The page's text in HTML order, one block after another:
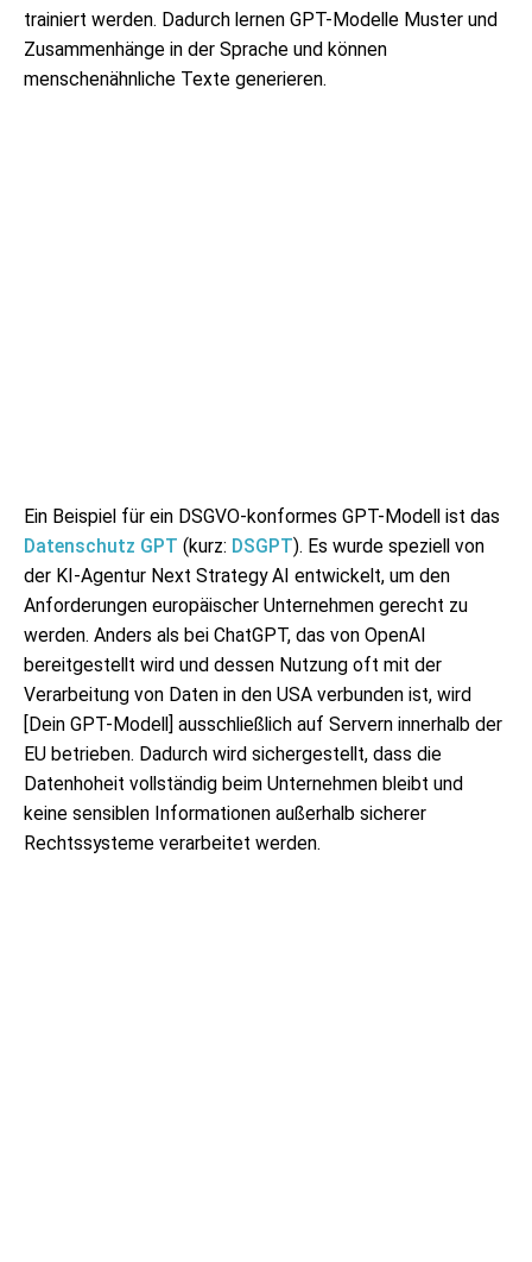
trainiert werden. Dadurch lernen GPT-Modelle Muster und
Zusammenhänge in der Sprache und können
menschenähnliche Texte generieren.
Ein Beispiel für ein DSGVO-konformes GPT-Modell ist das
Datenschutz GPT (kurz: DSGPT). Es wurde speziell von
der KI-Agentur Next Strategy AI entwickelt, um den
Anforderungen europäischer Unternehmen gerecht zu
werden. Anders als bei ChatGPT, das von OpenAI
bereitgestellt wird und dessen Nutzung oft mit der
Verarbeitung von Daten in den USA verbunden ist, wird
[Dein GPT-Modell] ausschließlich auf Servern innerhalb der
EU betrieben. Dadurch wird sichergestellt, dass die
Datenhoheit vollständig beim Unternehmen bleibt und
keine sensiblen Informationen außerhalb sicherer
Rechtssysteme verarbeitet werden.